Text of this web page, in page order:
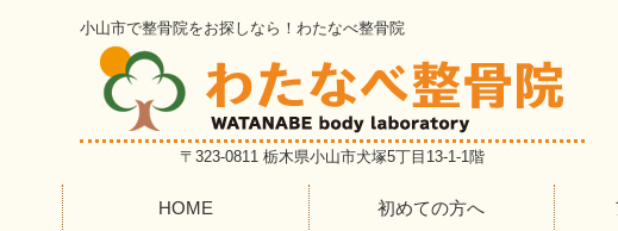
小山市で整骨院をお探しなら！わたなべ整骨院
〒323-0811 栃木県小山市犬塚5丁目13-1-1階
HOME 初めての方へ